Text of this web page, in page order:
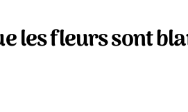
les fleurs sont